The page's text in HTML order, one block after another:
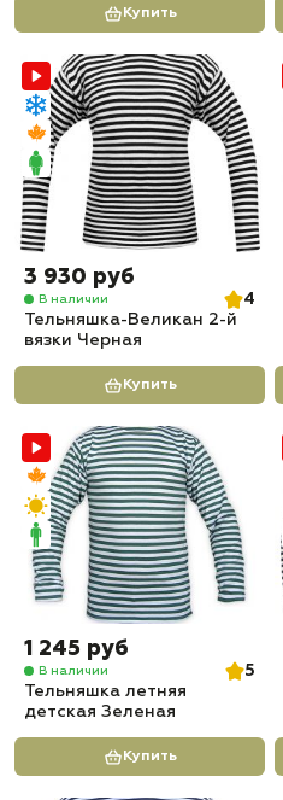
Купить
3 930 руб
В наличии
4
Тельняшка-Великан 2-й
вязки Черная
Купить
1 245 руб
В наличии
5
Тельняшка летняя
детская Зеленая
Купить